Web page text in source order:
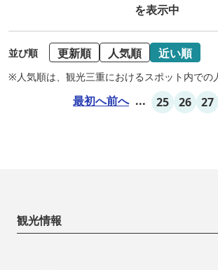
を表示中
並び順 更新順 人気順 近い順
※人気順は、観光三重におけるスポット内での
最初へ前へ ... 25 26 27
観光情報